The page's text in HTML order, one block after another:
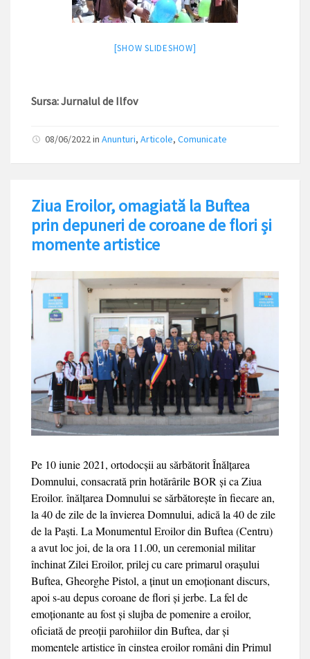
[SHOW SLIDESHOW]
Sursa: Jurnalul de Ilfov
08/06/2022in Anunturi, Articole, Comunicate
Ziua Eroilor, omagiată la Buftea
prin depuneri de coroane de flori și
momente artistice
Pe 10 iunie 2021, ortodocșii au sărbătorit Înălțarea
Domnului, consacrată prin hotărârile BOR și ca Ziua
Eroilor. înălțarea Domnului se sărbătorește în fiecare an,
la 40 de zile de la învierea Domnului, adică la 40 de zile
de la Paști. La Monumentul Eroilor din Buftea (Centru)
a avut loc joi, de la ora 11.00, un ceremonial militar
închinat Zilei Eroilor, prilej cu care primarul orașului
Buftea, Gheorghe Pistol, a ținut un emoționant discurs,
apoi s-au depus coroane de flori și jerbe. La fel de
emoționante au fost și slujba de pomenire a eroilor,
oficiată de preoții parohiilor din Buftea, dar și
momentele artistice în cinstea eroilor români din Primul